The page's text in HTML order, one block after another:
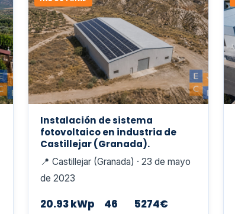
Instalación de sistema
fotovoltaico en industria de
Castillejar (Granada).
📍 Castillejar (Granada) · 23 de mayo
de 2023
20.93 kWp 46 5274€